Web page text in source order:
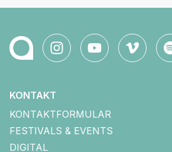
KONTAKT
KONTAKTFORMULAR
FESTIVALS & EVENTS
DIGITAL